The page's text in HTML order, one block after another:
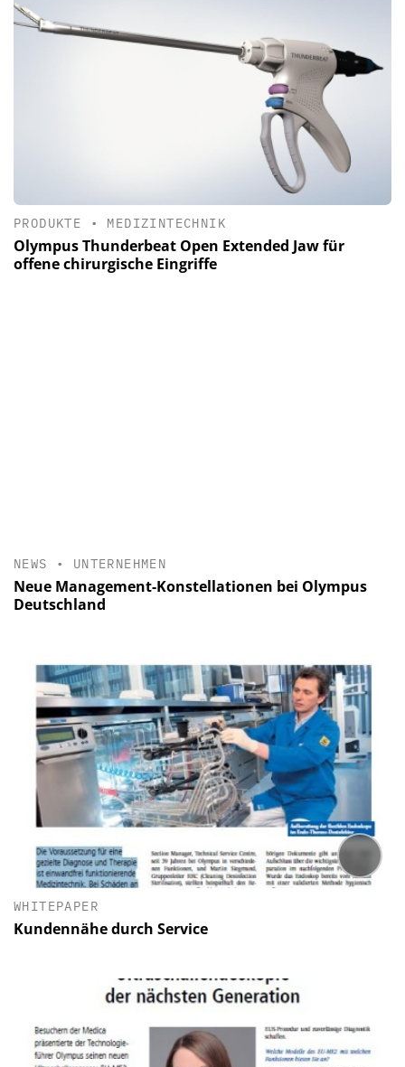
PRODUKTE • MEDIZINTECHNIK
Olympus Thunderbeat Open Extended Jaw für
offene chirurgische Eingriffe
NEWS • UNTERNEHMEN
Neue Management-Konstellationen bei Olympus
Deutschland
WHITEPAPER
Kundennähe durch Service